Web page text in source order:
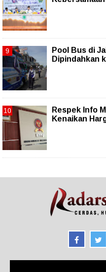
Pool Bus di
Dipindahkan
Respek Info
Kenaikan